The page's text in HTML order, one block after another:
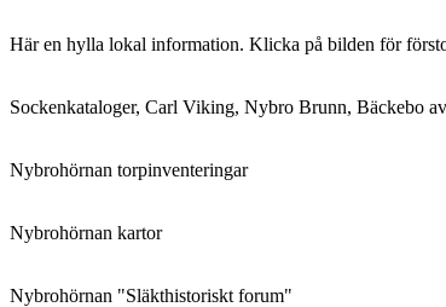
Här en hylla lokal information. Klicka på bilden för
Sockenkataloger, Carl Viking, Nybro Brunn, Bäckebo
Nybrohörnan torpinventeringar
Nybrohörnan kartor
Nybrohörnan "Släkthistoriskt forum"